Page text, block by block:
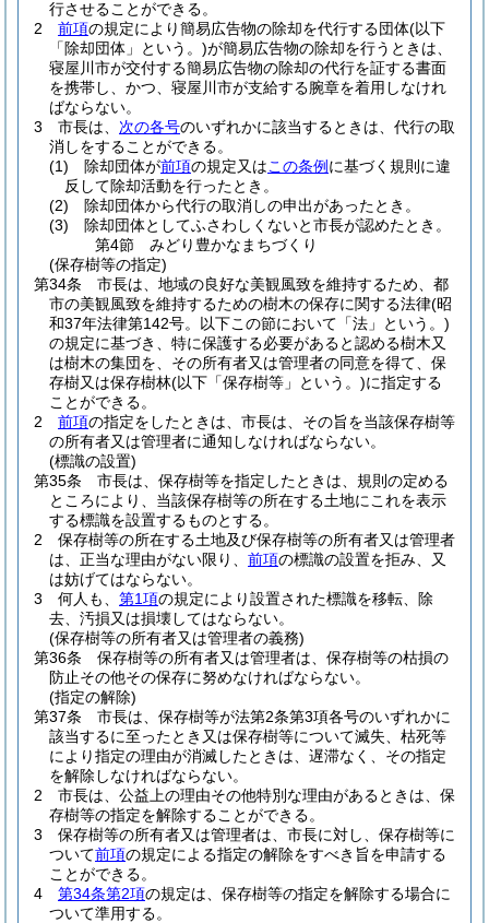
行させることができる。
2
前項の規定により簡易広告物の除却を代行する団体(以下
「除却団体」という。)が簡易広告物の除却を行うときは、
寝屋川市が交付する簡易広告物の除却の代行を証する書面
を携帯し、かつ、寝屋川市が支給する腕章を着用しなけれ
ばならない。
3
市長は、 次の各号のいずれかに該当するときは、代行の取
消しをすることができる。
(1)
除却団体が前項の規定又はこの条例 に基づく規則に違
反して除却活動を行ったとき。
(2)
除却団体から代行の取消しの申出があったとき。
(3)
除却団体としてふさわしくないと市長が認めたとき。
第4節
みどり豊かなまちづくり
(保存樹等の指定)
第34条
市長は、地域の良好な美観風致を維持するため、都
市の美観風致を維持するための樹木の保存に関する法律(昭
和37年法律第142号。以下この節において「法」という。)
の規定に基づき、特に保護する必要があると認める樹木又
は樹木の集団を、その所有者又は管理者の同意を得て、保
存樹又は保存樹林(以下「保存樹等」という。)に指定する
ことができる。
2
前項の指定をしたときは、市長は、その旨を当該保存樹等
の所有者又は管理者に通知しなければならない。
(標識の設置)
第35条
市長は、保存樹等を指定したときは、規則の定める
ところにより、当該保存樹等の所在する土地にこれを表示
する標識を設置するものとする。
2
保存樹等の所在する土地及び保存樹等の所有者又は管理者
は、正当な理由がない限り、 前項の標識の設置を拒み、又
は妨げてはならない。
3
何人も、 第1項の規定により設置された標識を移転、除
去、汚損又は損壊してはならない。
(保存樹等の所有者又は管理者の義務)
第36条
保存樹等の所有者又は管理者は、保存樹等の枯損の
防止その他その保存に努めなければならない。
(指定の解除)
第37条
市長は、保存樹等が法第2条第3項各号のいずれかに
該当するに至ったとき又は保存樹等について滅失、枯死等
により指定の理由が消滅したときは、遅滞なく、その指定
を解除しなければならない。
2
市長は、公益上の理由その他特別な理由があるときは、保
存樹等の指定を解除することができる。
3
保存樹等の所有者又は管理者は、市長に対し、保存樹等に
ついて前項の規定による指定の解除をすべき旨を申請する
ことができる。
4
第34条第2項の規定は、保存樹等の指定を解除する場合に
ついて準用する。